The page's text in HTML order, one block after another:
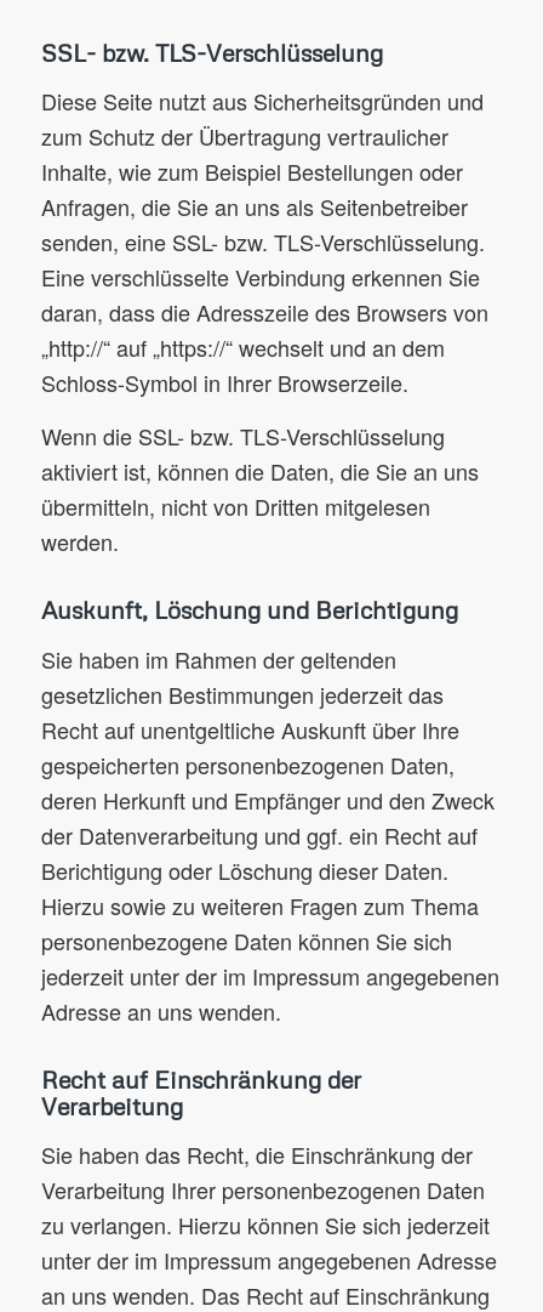
SSL- bzw. TLS-Verschlüsselung
Diese Seite nutzt aus Sicherheitsgründen und
zum Schutz der Übertragung vertraulicher
Inhalte, wie zum Beispiel Bestellungen oder
Anfragen, die Sie an uns als Seitenbetreiber
senden, eine SSL- bzw. TLS-Verschlüsselung.
Eine verschlüsselte Verbindung erkennen Sie
daran, dass die Adresszeile des Browsers von
„http://“ auf „https://“ wechselt und an dem
Schloss-Symbol in Ihrer Browserzeile.
Wenn die SSL- bzw. TLS-Verschlüsselung
aktiviert ist, können die Daten, die Sie an uns
übermitteln, nicht von Dritten mitgelesen
werden.
Auskunft, Löschung und Berichtigung
Sie haben im Rahmen der geltenden
gesetzlichen Bestimmungen jederzeit das
Recht auf unentgeltliche Auskunft über Ihre
gespeicherten personenbezogenen Daten,
deren Herkunft und Empfänger und den Zweck
der Datenverarbeitung und ggf. ein Recht auf
Berichtigung oder Löschung dieser Daten.
Hierzu sowie zu weiteren Fragen zum Thema
personenbezogene Daten können Sie sich
jederzeit unter der im Impressum angegebenen
Adresse an uns wenden.
Recht auf Einschränkung der
Verarbeitung
Sie haben das Recht, die Einschränkung der
Verarbeitung Ihrer personenbezogenen Daten
zu verlangen. Hierzu können Sie sich jederzeit
unter der im Impressum angegebenen Adresse
an uns wenden. Das Recht auf Einschränkung